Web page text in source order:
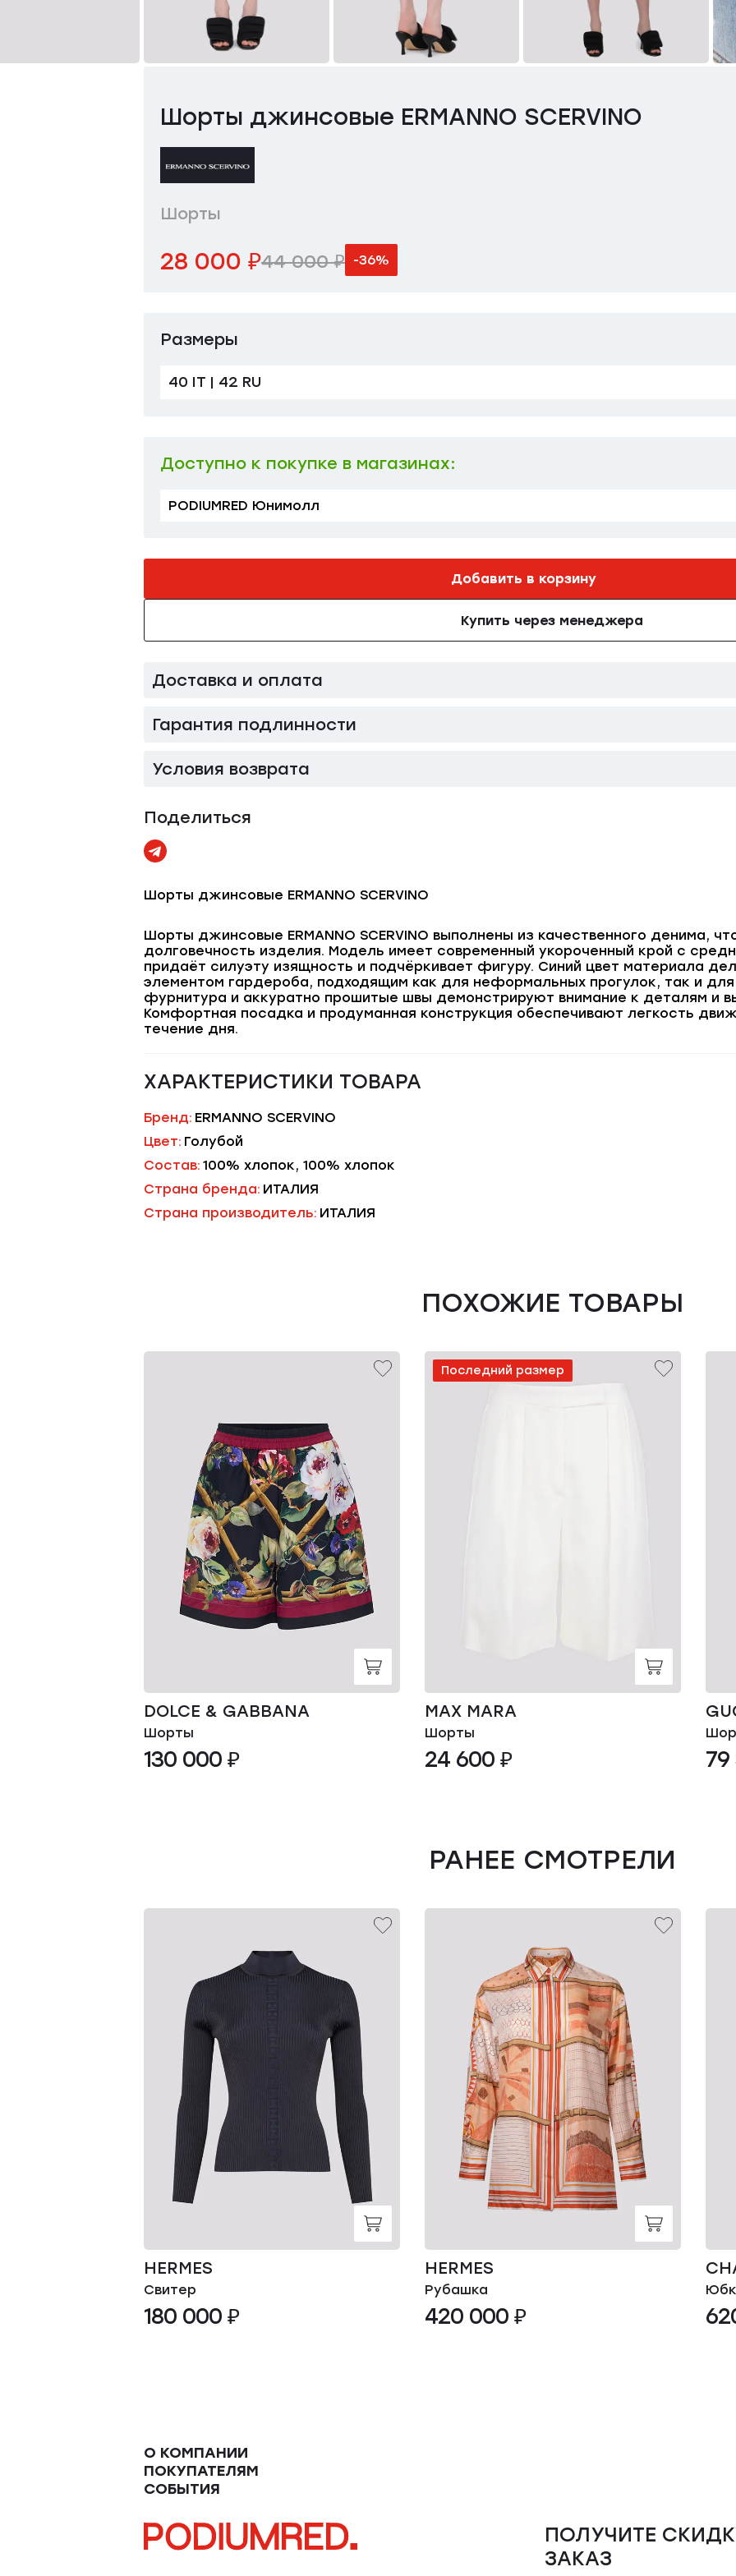
Шорты джинсовые ERMANNO SCERVINO
Шорты
28 000 ₽44 000 ₽ -36%
Размеры
40 IT | 42 RU
Доступно к покупке в магазинах:
PODIUMRED Юнимолл
Добавить в корзину
Купить через менеджера
Доставка и оплата
Гарантия подлинности
Условия возврата
Поделиться
Шорты джинсовые ERMANNO SCERVINO
Шорты джинсовые ERMANNO SCERVINO выполнены из качественного денима,
долговечность изделия. Модель имеет современный укороченный крой с
придаёт силуэту изящность и подчёркивает фигуру. Синий цвет материала
элементом гардероба, подходящим как для неформальных прогулок, так и
фурнитура и аккуратно прошитые швы демонстрируют внимание к деталям и
Комфортная посадка и продуманная конструкция обеспечивают легкость
течение дня.
ХАРАКТЕРИСТИКИ ТОВАРА
Бренд: ERMANNO SCERVINO
Цвет: Голубой
Состав: 100% хлопок, 100% хлопок
Страна бренда: ИТАЛИЯ
Страна производитель: ИТАЛИЯ
ПОХОЖИЕ ТОВАРЫ
DOLCE & GABBANA
Шорты
130 000 ₽
Последний размер
MAX MARA
Шорты
24 600 ₽ 79
РАНЕЕ СМОТРЕЛИ
HERMES
Свитер
180 000 ₽
HERMES
Рубашка
420 000 ₽
О КОМПАНИИ
ПОКУПАТЕЛЯМ
СОБЫТИЯ
ПОЛУЧИТЕ
ЗАКАЗ